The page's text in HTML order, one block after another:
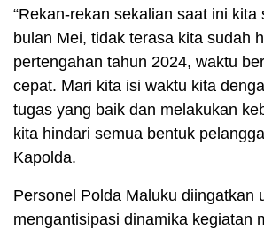
“Rekan-rekan sekalian saat ini kita
bulan Mei, tidak terasa kita sudah
pertengahan tahun 2024, waktu
cepat. Mari kita isi waktu kita
tugas yang baik dan melakukan
kita hindari semua bentuk
Kapolda.
Personel Polda Maluku diingatkan
mengantisipasi dinamika kegiatan